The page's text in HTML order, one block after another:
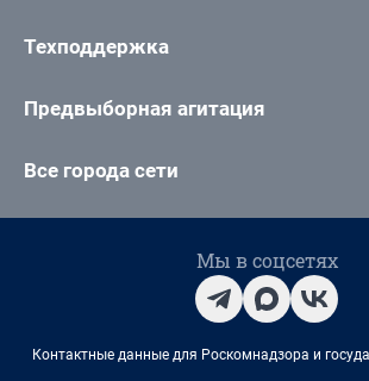
Техподдержка
Предвыборная агитация
Все города сети
Мы в соцсетях
Контактные данные для Роскомнадзора и